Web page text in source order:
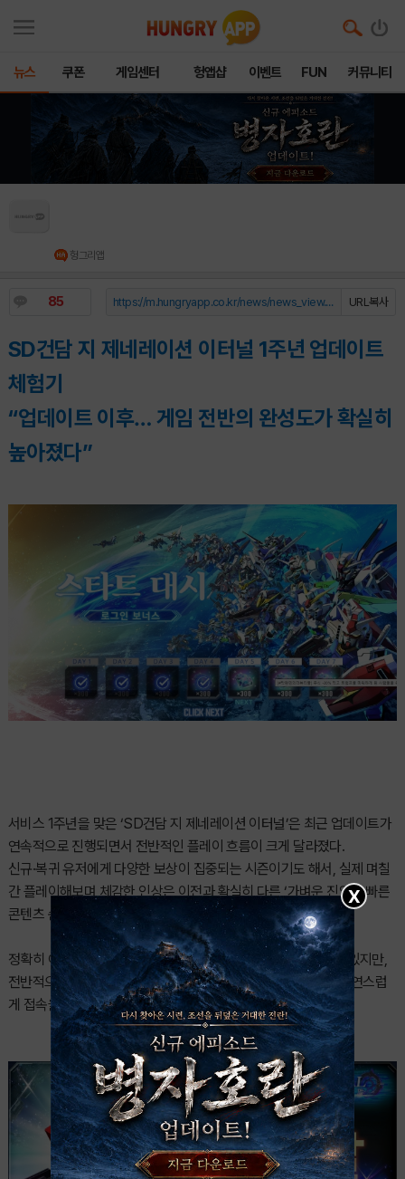
뉴스 쿠폰 게임센터 헝앱샵 이벤트 FUN 커뮤니티
헝그리앱
85 URL복사
https://m.hungryapp.co.kr/news/news_view.php?durl=YmNvZGU9b...
SD건담 지 제네레이션 이터널 1주년 업데이트
체험기
“업데이트 이후… 게임 전반의 완성도가 확실히
높아졌다”
서비스 1주년을 맞은 ‘SD건담 지 제네레이션 이터널’은 최근 업데이트가
연속적으로 진행되면서 전반적인 플레이 흐름이 크게 달라졌다.
신규·복귀 유저에게 다양한 보상이 집중되는 시즌이기도 해서, 실제 며칠
간 플레이해보며 체감한 인상은 이전과 확실히 다른 ‘가벼운 진입 + 빠른
콘텐츠 순환’이다.
정확히 어떤 작품 스테이지가 먼저 열리는지는 시기마다 차이가 있지만,
전반적으로는 새 스테이지·이벤트·보급 등 여러 요소가 겹치며 자연스럽
게 접속을 유도하는 구조가 자리 잡은 모습이었다.
X